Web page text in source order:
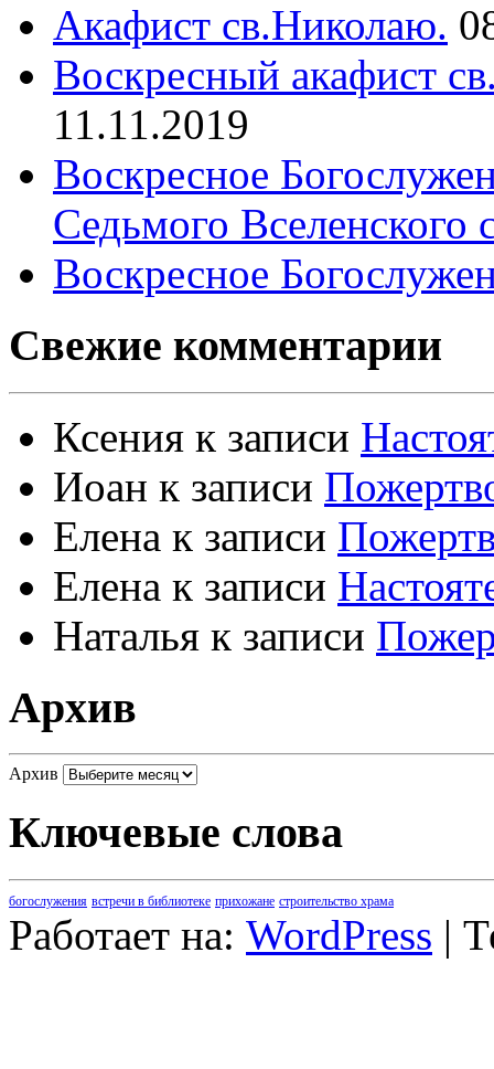
Акафист св.Николаю.
Воскресный акафист
11.11.2019
Воскресное
Седьмого Вселенского
Воскресное
Свежие комментарии
Ксения к записи
Иоан к записи
Елена к записи
Елена к записи
Наталья к записи
Архив
Архив
Ключевые слова
богослужения встречи в библиотеке прихожане строительство храма
Работает на: WordPress |